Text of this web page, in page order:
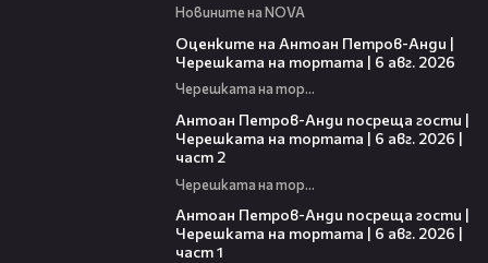
Новините на NOVA
Оценките на Антоан Петров-Анди |
Черешката на тортата | 6 авг. 2026
Черешката на тортата
Антоан Петров-Анди посреща гости |
Черешката на тортата | 6 авг. 2026 |
част 2
Черешката на тортата
Антоан Петров-Анди посреща гости |
Черешката на тортата | 6 авг. 2026 |
част 1